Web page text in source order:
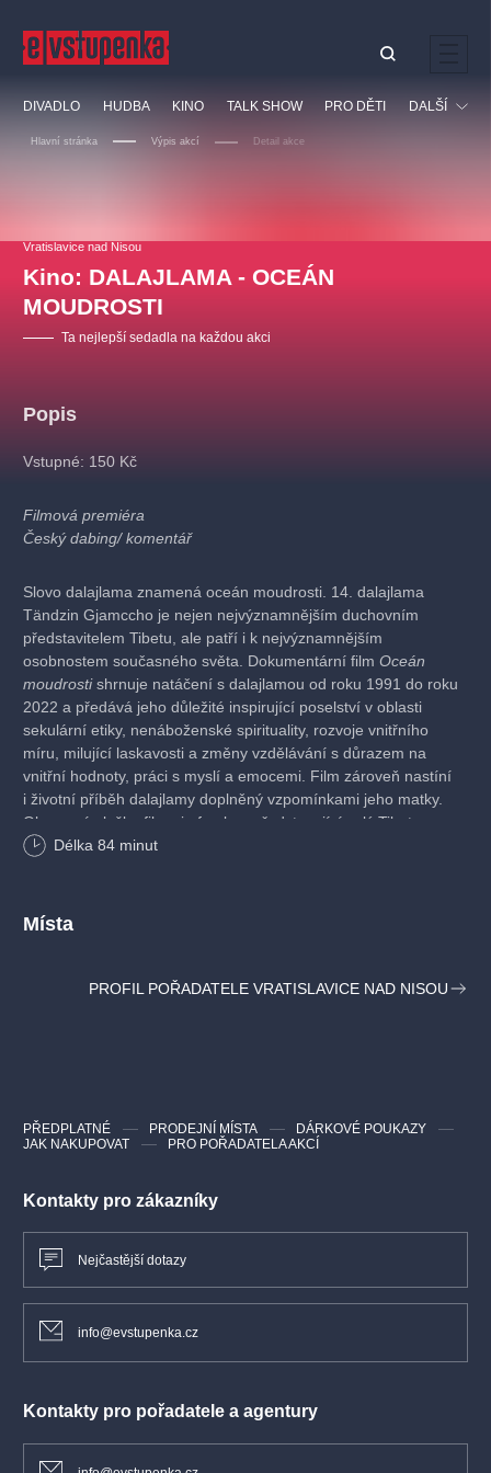
DIVADLO HUDBA KINO TALK SHOW PRO DĚTI DALŠÍ
Prohlídky
Hlavní stránka Výpis akcí Detail akce
Vratislavice nad Nisou
Kino: DALAJLAMA - OCEÁN
MOUDROSTI
Ta nejlepší sedadla na každou akci
Popis
Vstupné: 150 Kč
Filmová premiéra
Český dabing/ komentář
Slovo dalajlama znamená oceán moudrosti. 14. dalajlama
Tändzin Gjamccho je nejen nejvýznamnějším duchovním
představitelem Tibetu, ale patří i k nejvýznamnějším
osobnostem současného světa. Dokumentární film Oceán
moudrostishrnuje natáčení s dalajlamou od roku 1991 do roku
2022 a předává jeho důležité inspirující poselství v oblasti
sekulární etiky, nenáboženské spirituality, rozvoje vnitřního
míru, milující laskavosti a změny vzdělávání s důrazem na
vnitřní hodnoty, práci s myslí a emocemi. Film zároveň nastíní
i životní příběh dalajlamy doplněný vzpomínkami jeho matky.
Obrazová složka filmu je freskou představující celý Tibet -
krajinu i její obyvatele. Uvidíme nejvýznamnější místa, ojedinělé
Dokumentární, Česko, 2026, 84 min
Kamera: Viliam Poltikovič
Délka 84 minut
Místa
PROFIL POŘADATELE VRATISLAVICE NAD NISOU
Kontakty pro zákazníky
Nejčastější dotazy
info@evstupenka.cz
Kontakty pro pořadatele a agentury
PŘEDPLATNÉ PRODEJNÍ MÍSTA
DÁRKOVÉ POUKAZY
JAK NAKUPOVAT
PRO POŘADATELA AKCÍ
Nejnavštěvovanější
doporučujeme dfxs